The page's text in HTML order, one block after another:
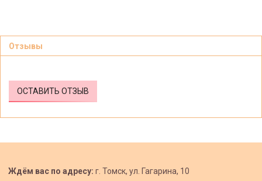
Отзывы
ОСТАВИТЬ ОТЗЫВ
Ждём вас по адресу: г. Томск, ул. Гагарина, 10